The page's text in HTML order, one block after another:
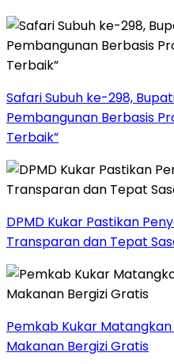
Safari Subuh ke-298,
Pembangunan Berbasis
Terbaik”
DPMD Kukar Pastikan
Transparan dan Tepat
Pemkab Kukar
Makanan Bergizi Gratis